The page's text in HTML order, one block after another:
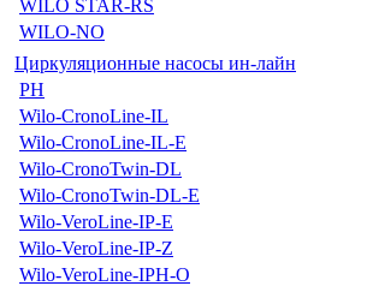
WILO STAR-RS
WILO-NO
Циркуляционные насосы ин-лайн
PH
Wilo-CronoLine-IL
Wilo-CronoLine-IL-E
Wilo-CronoTwin-DL
Wilo-CronoTwin-DL-E
Wilo-VeroLine-IP-E
Wilo-VeroLine-IP-Z
Wilo-VeroLine-IPH-O